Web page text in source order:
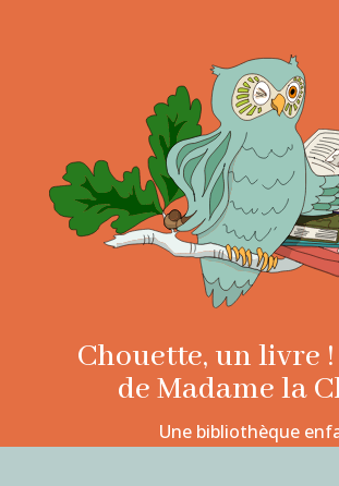
Chouette, un livre
de Madame la
Une bibliothèque